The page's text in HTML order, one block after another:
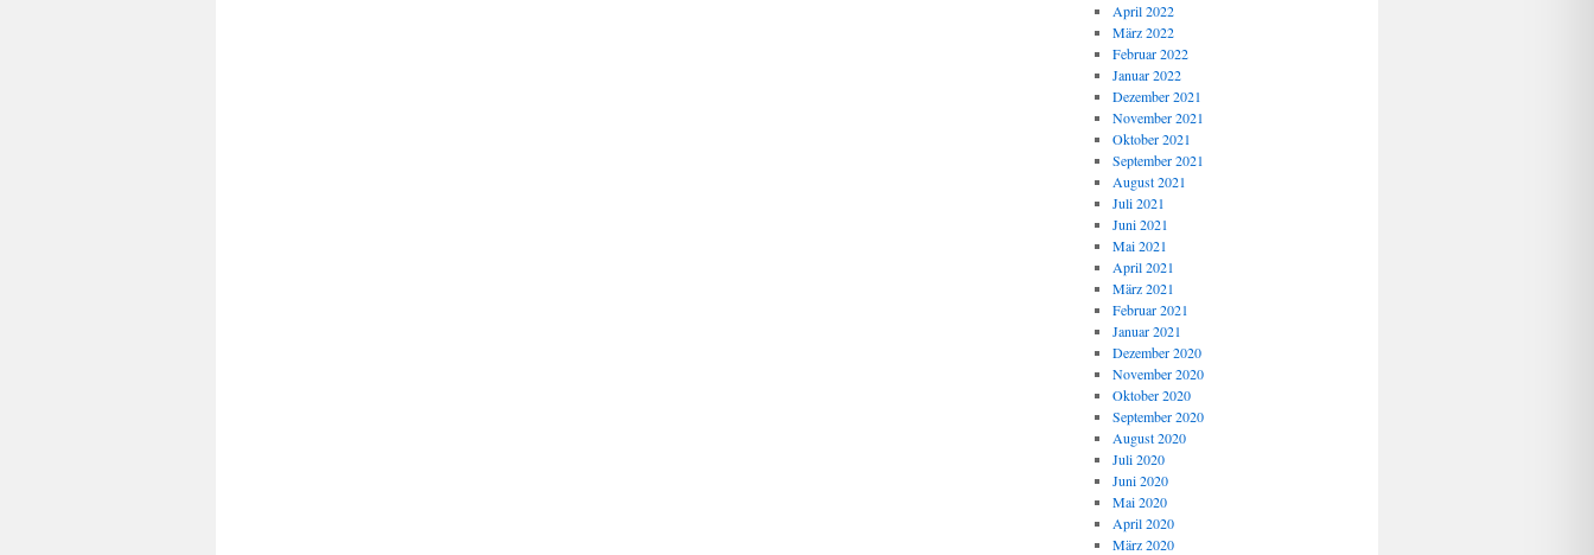
April 2022
März 2022
Februar 2022
Januar 2022
Dezember 2021
November 2021
Oktober 2021
September 2021
August 2021
Juli 2021
Juni 2021
Mai 2021
April 2021
März 2021
Februar 2021
Januar 2021
Dezember 2020
November 2020
Oktober 2020
September 2020
August 2020
Juli 2020
Juni 2020
Mai 2020
April 2020
März 2020